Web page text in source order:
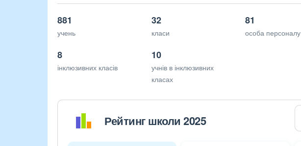
881
учень
32
класи
81
особа персоналу
8
інклюзивних класів
10
учнів в інклюзивних
класах
Рейтинг школи 2025